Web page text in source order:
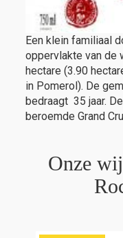
Een klein familiaal
oppervlakte van de
hectare (3.90
in Pomerol). De
bedraagt 35 jaar.
beroemde Grand
Onze